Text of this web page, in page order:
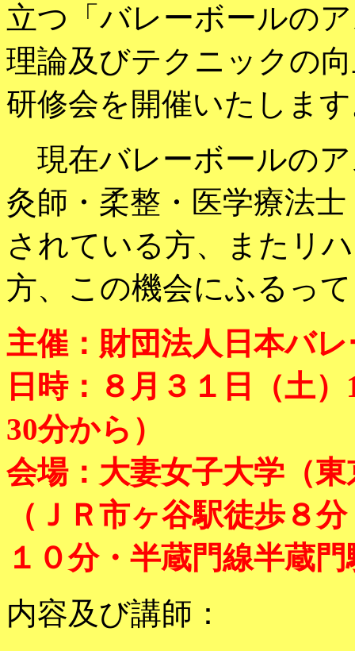
立つ「バレーボールの
理論及びテクニックの
研修会を開催いたしま
現在バレーボールの
灸師・柔整・医学療法
されている方、またリ
方、この機会にふるっ
主催：財団法人日本バ
日時：８月３１日（土）
30分から）
会場：大妻女子大学（
（ＪＲ市ヶ谷駅徒歩８
１０分・半蔵門線半蔵
内容及び講師：